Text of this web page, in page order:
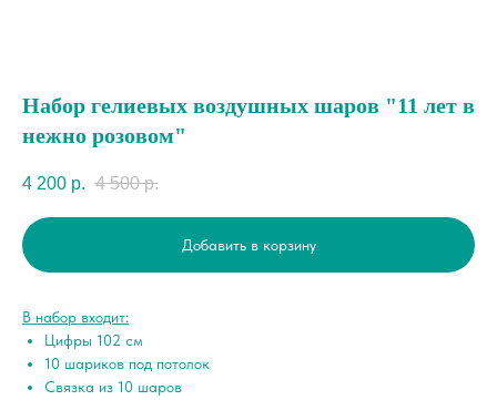
Набор гелиевых воздушных шаров "11 лет в
нежно розовом"
4 200 р. 4 500 р.
Добавить в корзину
В набор входит:
Цифры 102 см
10 шариков под потолок
Связка из 10 шаров